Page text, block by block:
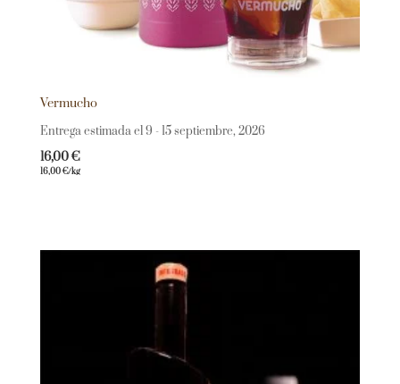
Vermucho
Entrega estimada el 9 - 15 septiembre, 2026
16,00€
16,00€/kg